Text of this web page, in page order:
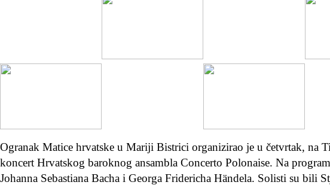
Ogranak Matice hrvatske u Mariji Bistrici organizirao je u četvrtak, na
koncert Hrvatskog baroknog ansambla Concerto Polonaise. Na
Johanna Sebastiana Bacha i Georga Fridericha Händela. Solisti su bili